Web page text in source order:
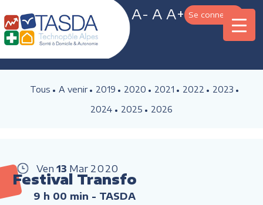
A- A A+ Se connecter
Tous A venir 2019 2020 2021 2022
2023
2024
2025 2026
Ven 13 Mar 2020
Festival Transfo
9 h 00 min - TASDA